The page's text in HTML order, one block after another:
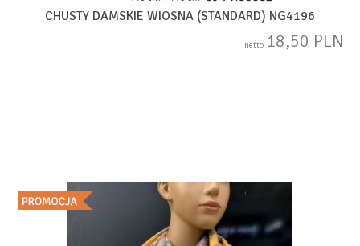
CHUSTY DAMSKIE WIOSNA (STANDARD) NG4196
netto 18,50 PLN